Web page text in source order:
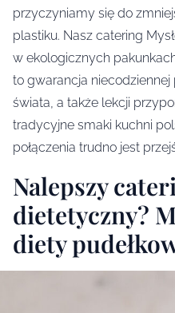
przyczyniamy się do
plastiku. Nasz catering
w ekologicznych
to gwarancja
świata, a także lekcji
tradycyjne smaki kuchni
połączenia trudno jest
Nalepszy
dietetyczny?
diety